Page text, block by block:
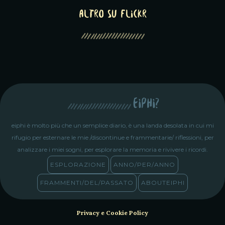
altro su Flickr
eiphi?
eiphi è molto più che un semplice diario, è una landa desolata in cui mi
rifugio per esternare le mie /discontinue e frammentarie/ riflessioni, per
analizzare i miei sogni, per esplorare la memoria e rivivere i ricordi.
ESPLORAZIONE
ANNO/PER/ANNO
FRAMMENTI/DEL/PASSATO ABOUTEIPHI
Privacy e Cookie Policy